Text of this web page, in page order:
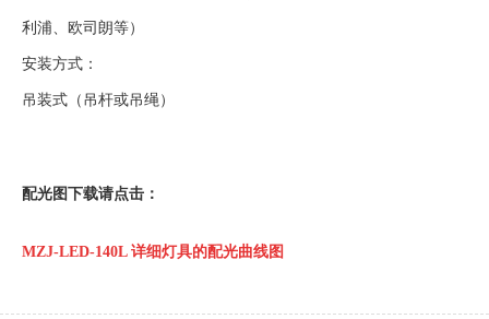
利浦、欧司朗等）
安装方式：
吊装式（吊杆或吊绳）
配光图下载请点击：
MZJ-LED-140L 详细灯具的配光曲线图